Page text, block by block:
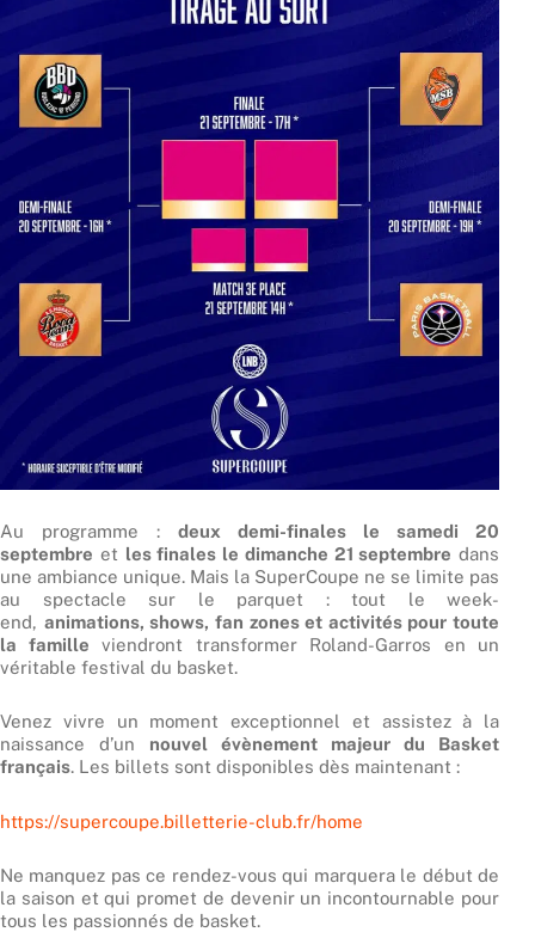
Au programme : deux demi-finales le samedi 20
septembre et les finales le dimanche 21 septembre dans
une ambiance unique. Mais la SuperCoupe ne se limite pas
au spectacle sur le parquet : tout le week-
end, animations, shows, fan zones et activités pour toute
la famille viendront transformer Roland-Garros en un
véritable festival du basket.
Venez vivre un moment exceptionnel et assistez à la
naissance d’un nouvel évènement majeur du Basket
français. Les billets sont disponibles dès maintenant :
https://supercoupe.billetterie-club.fr/home
Ne manquez pas ce rendez-vous qui marquera le début de
la saison et qui promet de devenir un incontournable pour
tous les passionnés de basket.